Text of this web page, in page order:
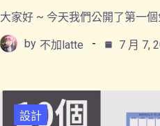
大家好 ~ 今天我們公開了第一個
by 不加latte 7 月 7,
設計